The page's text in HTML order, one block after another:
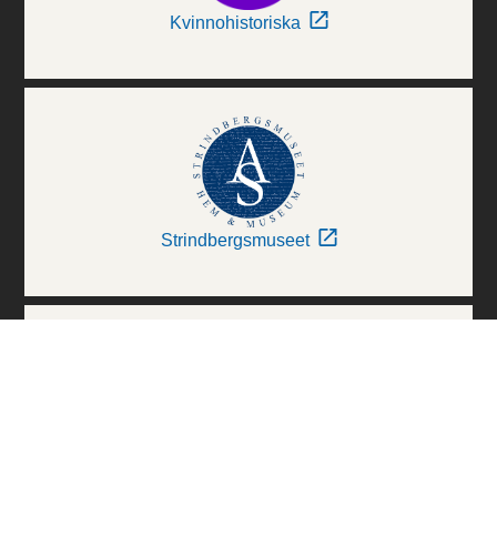
Kvinnohistoriska
Strindbergsmuseet